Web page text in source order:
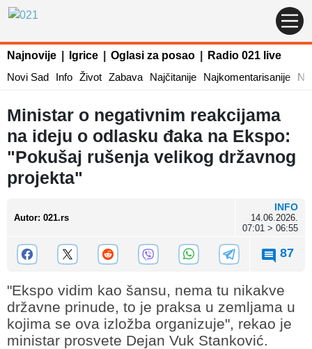
Najnovije Igrice Oglasi za posao
Radio 021 live
Novi Sad
Info Život Zabava Najčitanije Najkomentarisanije
Ministar o negativnim reakcijama
na ideju o odlasku đaka na Ekspo:
"Pokušaj rušenja velikog državnog
projekta"
Autor: 021.rs
INFO
14.06.2026.
07:01 > 06:55
87
"Ekspo vidim kao šansu, nema tu nikakve
državne prinude, to je praksa u zemljama u
kojima se ova izložba organizuje", rekao je
ministar prosvete Dejan Vuk Stanković.